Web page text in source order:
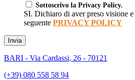
Sottoscrivo la Privacy Policy.
SI. Dichiaro di aver preso visione
seguente PRIVACY POLICY
Invia
BARI - Via Cardassi, 26 - 70121
(+39) 080 558 58 94